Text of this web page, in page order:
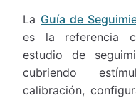
La Guía de
es la referencia
estudio de
cubriendo
calibración,